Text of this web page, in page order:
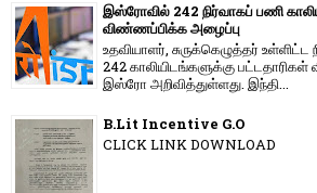
இஸ்ரோவில் 242 நிர்வாகப் பணி
விண்ணப்பிக்க அழைப்பு
உதவியாளர், சுருக்கெழுத்தர்
242 காலியிடங்களுக்கு
இஸ்ரோ அறிவித்துள்ளது. இந்தி...
B.Lit Incentive G.O
CLICK LINK DOWNLOAD